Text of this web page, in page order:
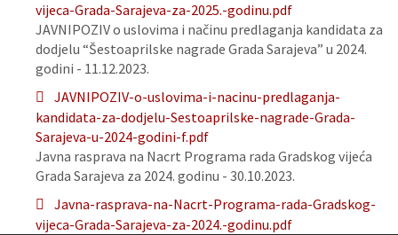
vijeca-Grada-Sarajeva-za-2025.-godinu.pdf
JAVNIPOZIV o uslovima i načinu predlaganja kandidata za
dodjelu “Šestoaprilske nagrade Grada Sarajeva” u 2024.
godini - 11.12.2023.
JAVNIPOZIV-o-uslovima-i-nacinu-predlaganja-
kandidata-za-dodjelu-Sestoaprilske-nagrade-Grada-
Sarajeva-u-2024-godini-f.pdf
Javna rasprava na Nacrt Programa rada Gradskog vijeća
Grada Sarajeva za 2024. godinu - 30.10.2023.
Javna-rasprava-na-Nacrt-Programa-rada-Gradskog-
vijeca-Grada-Sarajeva-za-2024.-godinu.pdf